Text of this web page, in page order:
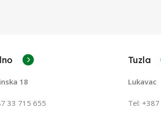
18
33 715 655
Tuzla
Lukavac
Tel: +387